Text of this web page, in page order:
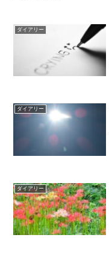
ダイアリー
ダイアリー
ダイアリー